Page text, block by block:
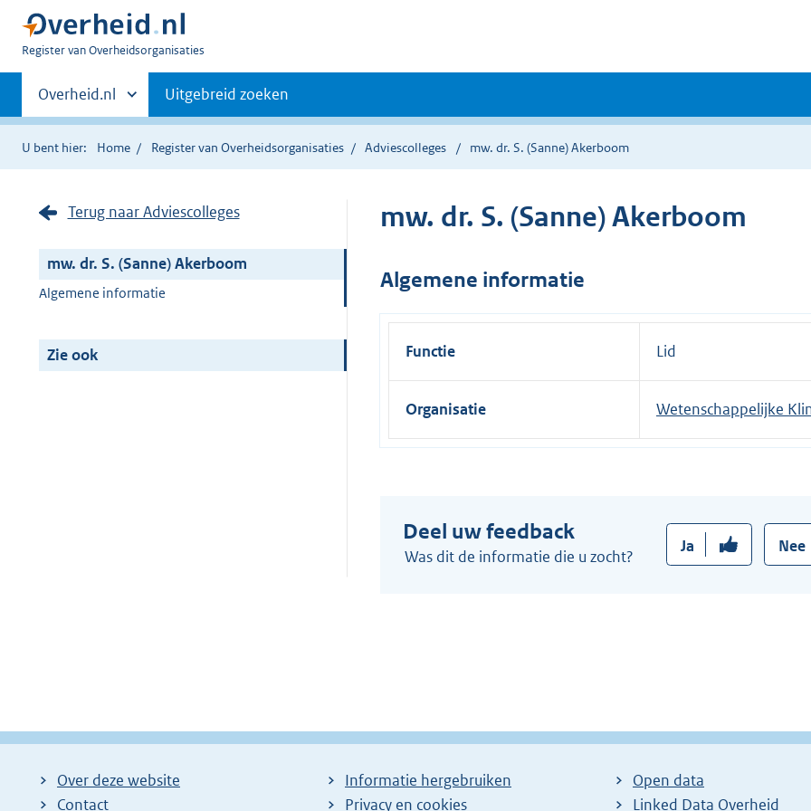
U
Register van Overheidsorganisaties
Primaire
navigatie
Andere
sites
binnen
Overheid.nl Uitgebreid zoeken
U bent hier: Home Register van Overheidsorganisaties Adviescolleges mw. dr. S. (Sanne) Akerboom
Terug naar Adviescolleges
mw. dr. S. (Sanne) Akerboom
Algemene informatie
Zie ook
mw. dr. S. (Sanne) Akerboom
Algemene informatie
Functie Lid
Organisatie Wetenschappelijke
Deel uw feedback
Was dit de informatie die u zocht?
Ja Nee
Over deze website
Contact
Informatie hergebruiken
Privacy en cookies
Open data
Linked Data Overheid